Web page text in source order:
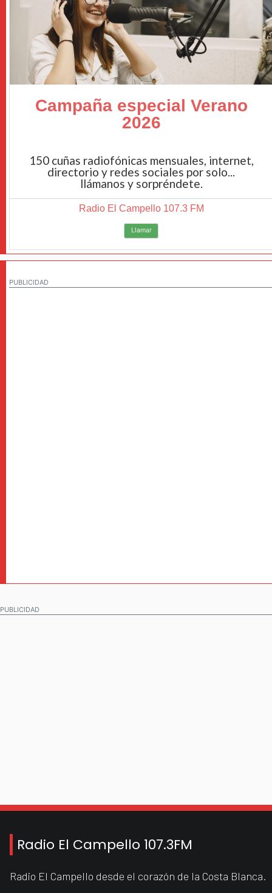
Campaña especial Verano
2026
150 cuñas radiofónicas mensuales, internet,
directorio y redes sociales por solo...
llámanos y sorpréndete.
Radio El Campello 107.3 FM
Llamar
PUBLICIDAD
PUBLICIDAD
Radio El Campello 107.3FM
Radio El Campello desde el corazón de la Costa Blanca.